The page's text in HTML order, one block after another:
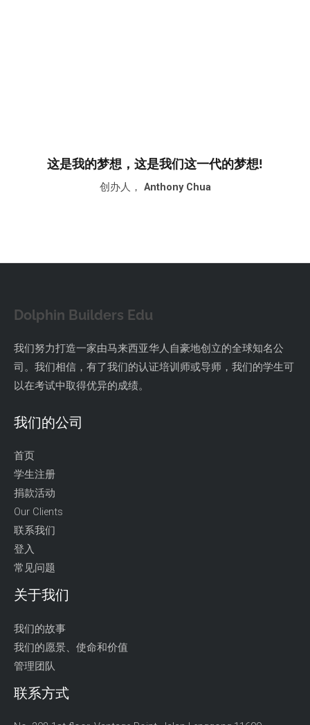
这是我的梦想，这是我们这一代的梦想!
创办人， Anthony Chua
Dolphin Builders Edu
我们努力打造一家由马来西亚华人自豪地创立的全球知名公
司。我们相信，有了我们的认证培训师或导师，我们的学生可
以在考试中取得优异的成绩。
我们的公司
首页
学生注册
捐款活动
Our Clients
联系我们
登入
常见问题
关于我们
我们的故事
我们的愿景、使命和价值
管理团队
联系方式